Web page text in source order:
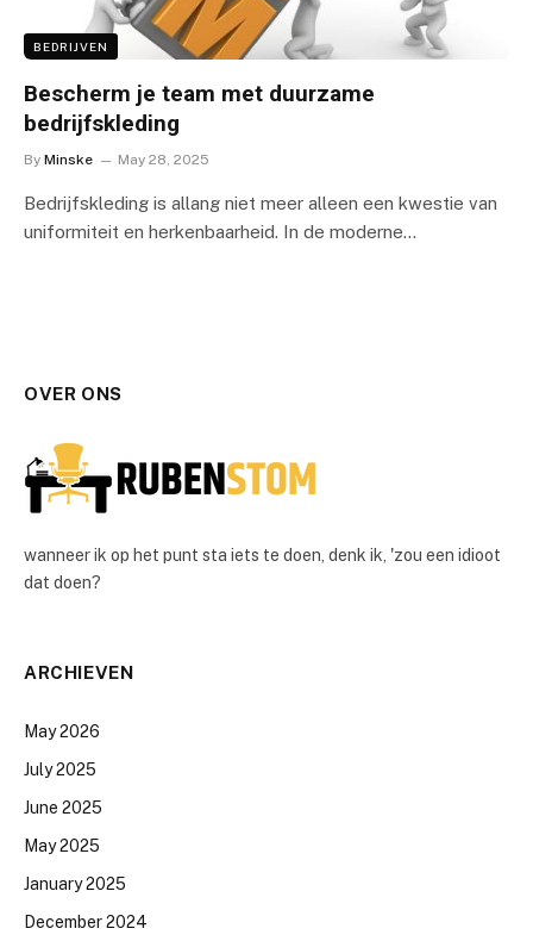
BEDRIJVEN
Bescherm je team met duurzame
bedrijfskleding
By Minske May 28, 2025
Bedrijfskleding is allang niet meer alleen een kwestie van
uniformiteit en herkenbaarheid. In de moderne…
OVER ONS
wanneer ik op het punt sta iets te doen, denk ik, 'zou een idioot
dat doen?
ARCHIEVEN
May 2026
July 2025
June 2025
May 2025
January 2025
December 2024